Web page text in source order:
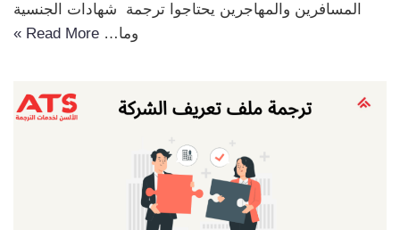
المسافرين والمهاجرين يحتاجوا ترجمة شهادات الجنسية
وما… Read More »